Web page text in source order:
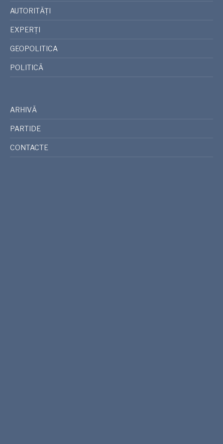
AUTORITĂȚI
EXPERȚI
GEOPOLITICA
POLITICĂ
ARHIVĂ
PARTIDE
CONTACTE